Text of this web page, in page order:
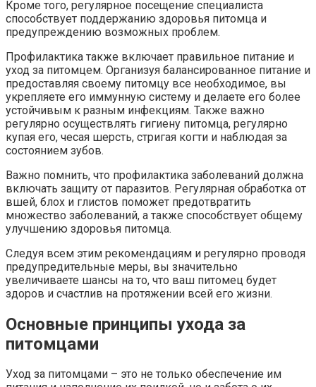
Кроме того, регулярное посещение специалиста
способствует поддержанию здоровья питомца и
предупреждению возможных проблем.
Профилактика также включает правильное питание и
уход за питомцем. Организуя балансированное питание и
предоставляя своему питомцу все необходимое, вы
укрепляете его иммунную систему и делаете его более
устойчивым к разным инфекциям. Также важно
регулярно осуществлять гигиену питомца, регулярно
купая его, чесая шерсть, стригая когти и наблюдая за
состоянием зубов.
Важно помнить, что профилактика заболеваний должна
включать защиту от паразитов. Регулярная обработка от
вшей, блох и глистов поможет предотвратить
множество заболеваний, а также способствует общему
улучшению здоровья питомца.
Следуя всем этим рекомендациям и регулярно проводя
предупредительные меры, вы значительно
увеличиваете шансы на то, что ваш питомец будет
здоров и счастлив на протяжении всей его жизни.
Основные принципы ухода за
питомцами
Уход за питомцами – это не только обеспечение им